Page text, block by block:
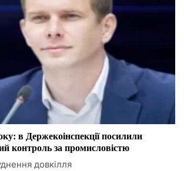
в Держекоінспекції посилили
контроль за промисловістю
довкілля